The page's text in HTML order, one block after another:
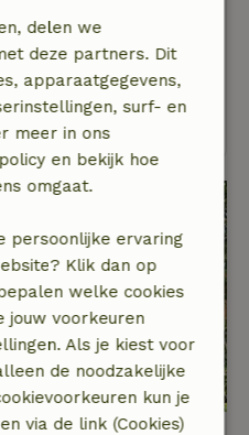
8,5/10
delen we
deze partners. Dit
apparaatgegevens,
surf- en
meer in ons
en bekijk hoe
omgaat.
persoonlijke ervaring
Klik dan op
welke cookies
jouw voorkeuren
Als je kiest voor
de noodzakelijke
kun je
via de link (Cookies)